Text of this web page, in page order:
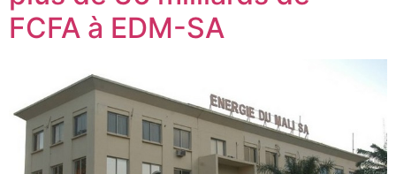
FCFA à EDM-SA